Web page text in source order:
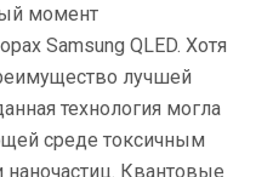
момент
Samsung QLED. Хотя
лучшей
технология могла
среде токсичным
Квантовые